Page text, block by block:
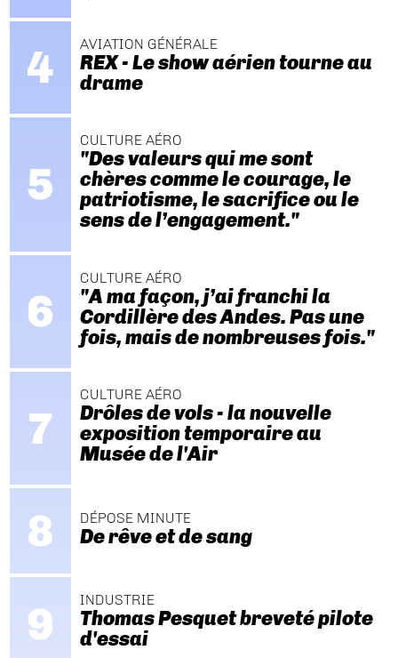
AVIATION GÉNÉRALE
REX - Le show aérien tourne au
drame
CULTURE AÉRO
"Des valeurs qui me sont
chères comme le courage, le
patriotisme, le sacrifice ou le
sens de l’engagement."
CULTURE AÉRO
"A ma façon, j’ai franchi la
Cordillère des Andes. Pas une
fois, mais de nombreuses fois."
CULTURE AÉRO
Drôles de vols - la nouvelle
exposition temporaire au
Musée de l'Air
DÉPOSE MINUTE
De rêve et de sang
INDUSTRIE
Thomas Pesquet breveté pilote
d'essai